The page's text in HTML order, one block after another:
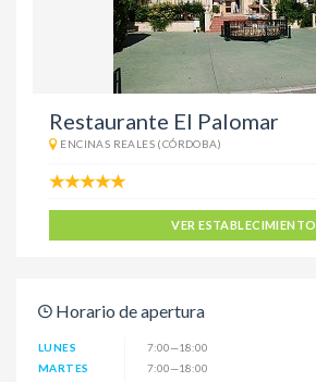
Restaurante El Palomar
ENCINAS REALES (CÓRDOBA)
VER ESTABLECIMIENTO
Horario de apertura
LUNES
7:00—18:00
MARTES
7:00—18:00